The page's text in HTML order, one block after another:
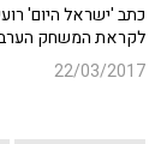
כתב 'ישראל היום'
לקראת המשחק הערב
22/03/2017